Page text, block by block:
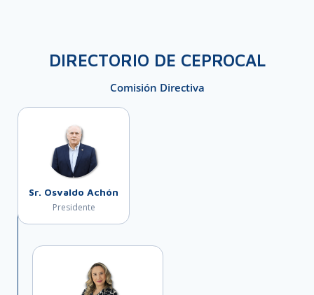
DIRECTORIO DE CEPROCAL
Comisión Directiva
Sr. Osvaldo Achón
Presidente